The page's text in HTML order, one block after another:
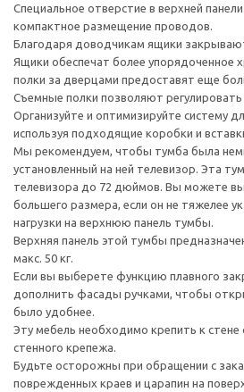
Специальное отверстие в верхней
компактное размещение проводов.
Благодаря доводчикам ящики
Ящики обеспечат более упорядоченное
полки за дверцами предоставят еще
Съемные полки позволяют регулировать
Организуйте и оптимизируйте систему
используя подходящие коробки и
Мы рекомендуем, чтобы тумба была
установленный на ней телевизор. Эта
телевизора до 72 дюймов. Вы можете
большего размера, если он не тяжелее
нагрузки на верхнюю панель тумбы.
Верхняя панель этой тумбы
макс. 50 кг.
Если вы выберете функцию плавного
дополнить фасады ручками, чтобы
было удобнее.
Эту мебель необходимо крепить к
стенного крепежа.
Будьте осторожны при обращении с
поврежденных краев и царапин на